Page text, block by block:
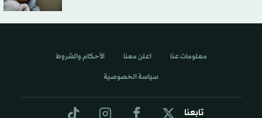
تابعنا
معلومات عنا اعلن معنا الأحكام والشروط
سياسة الخصوصية